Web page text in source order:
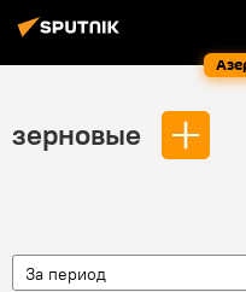
зерновые
За период